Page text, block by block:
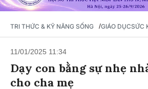
TRI THỨC & KỸ NĂNG SỐNG /GIÁO DỤCSỨC
11/01/2025 11:34
Dạy con bằng sự nhẹ
cho cha mẹ